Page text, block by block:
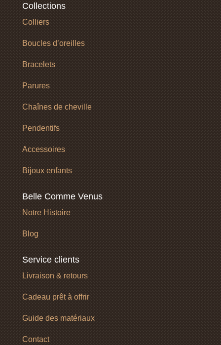
Collections
Colliers
Boucles d’oreilles
Bracelets
Parures
Chaînes de cheville
Pendentifs
Accessoires
Bijoux enfants
Belle Comme Venus
Notre Histoire
Blog
Service clients
Livraison & retours
Cadeau prêt à offrir
Guide des matériaux
Contact